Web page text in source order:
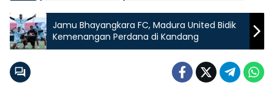
Jamu Bhayangkara FC, Madura United Bidik
Kemenangan Perdana di Kandang